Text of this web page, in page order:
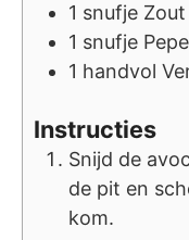
1 snufje Zout
1 snufje
1 handvol
Instructies
Snijd de
de pit en
kom.